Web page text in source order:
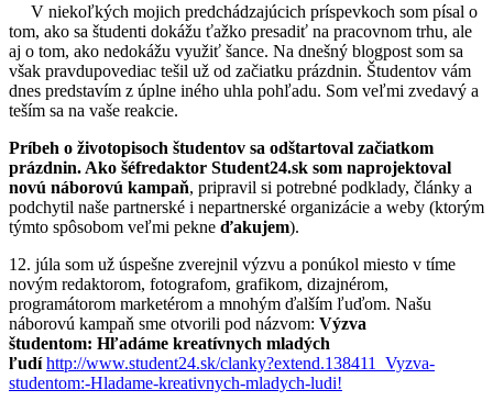
V niekoľkých mojich predchádzajúcich príspevkoch som písal o
tom, ako sa študenti dokážu ťažko presadiť na pracovnom trhu, ale
aj o tom, ako nedokážu využiť šance. Na dnešný blogpost som sa
však pravdupovediac tešil už od začiatku prázdnin. Študentov vám
dnes predstavím z úplne iného uhla pohľadu. Som veľmi zvedavý a
teším sa na vaše reakcie.
Príbeh o životopisoch študentov sa odštartoval začiatkom
prázdnin. Ako šéfredaktor Student24.sk som naprojektoval
novú náborovú kampaň, pripravil si potrebné podklady, články a
podchytil naše partnerské i nepartnerské organizácie a weby (ktorým
týmto spôsobom veľmi pekne ďakujem).
12. júla som už úspešne zverejnil výzvu a ponúkol miesto v tíme
novým redaktorom, fotografom, grafikom, dizajnérom,
programátorom marketérom a mnohým ďalším ľuďom. Našu
náborovú kampaň sme otvorili pod názvom: Výzva
študentom: Hľadáme kreatívnych mladých
ľudíhttp://www.student24.sk/clanky?extend.138411_Vyzva-
studentom:-Hladame-kreativnych-mladych-ludi!